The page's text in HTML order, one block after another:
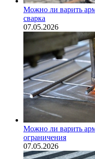
Можно ли варить
сварка
07.05.2026
Можно ли варить
ограничения
07.05.2026